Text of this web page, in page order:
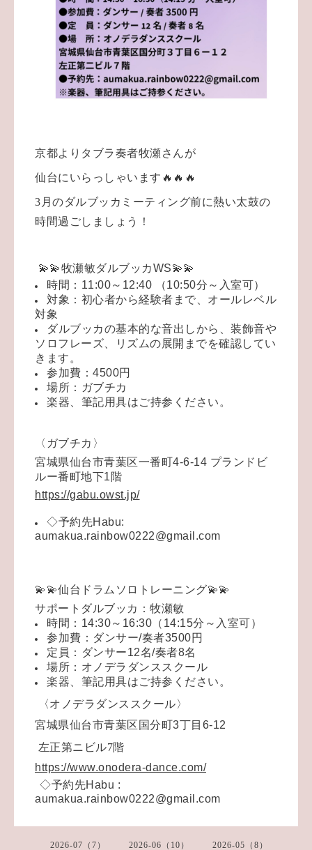
京都よりタブラ奏者牧瀬さんが
仙台にいらっしゃいます🔥🔥🔥
3月のダルブッカミーティング前に熱い太鼓の
時間過ごしましょう！
💫💫牧瀬敏ダルブッカWS💫💫
時間：11:00～12:40 （10:50分～入室可）
対象：初心者から経験者まで、オールレベル
対象
ダルブッカの基本的な音出しから、装飾音や
ソロフレーズ、リズムの展開までを確認してい
きます。
参加費：4500円
場所：ガブチカ
楽器、筆記用具はご持参ください。
〈ガブチカ〉
宮城県仙台市青葉区一番町4-6-14 プランドビ
ルー番町地下1階
https://gabu.owst.jp/
◇予約先Habu:
aumakua.rainbow0222@gmail.com
💫💫仙台ドラムソロトレーニング💫💫
サポートダルブッカ：牧瀬敏
時間：14:30～16:30（14:15分～入室可）
参加費：ダンサー/奏者3500円
定員：ダンサー12名/奏者8名
場所：オノデラダンススクール
楽器、筆記用具はご持参ください。
〈オノデラダンススクール〉
宮城県仙台市青葉区国分町3丁目6-12
左正第ニビル7階
https://www.onodera-dance.com/
◇予約先Habu :
aumakua.rainbow0222@gmail.com
2026-07（7） 2026-06（10） 2026-05（8）